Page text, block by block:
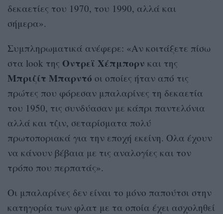
δεκαετίες του 1970, του 1990, αλλά και
σήμερα».
Συμπληρωματικά ανέφερε: «Αν κοιτάξετε πίσω
στα look της Οντρεϊ Χέπμπορν και της
Μπριζίτ Μπαρντό οι οποίες ήταν από τις
πρώτες που φόρεσαν μπαλαρίνες τη δεκαετία
του 1950, τις συνδύασαν με κάπρι παντελόνια
αλλά και τζιν, σεταρίσματα πολύ
πρωτοποριακά για την εποχή εκείνη. Ολα έχουν
να κάνουν βέβαια με τις αναλογίες και τον
τρόπο που περπατάς».
Οι μπαλαρίνες δεν είναι το μόνο παπούτσι στην
κατηγορία των φλατ με τα οποία έχει ασχοληθεί